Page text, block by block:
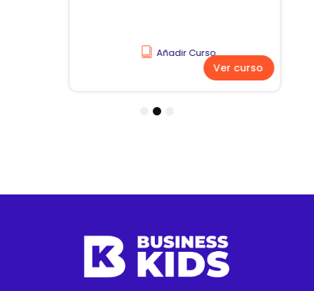
Añadir Curso
Ver curso